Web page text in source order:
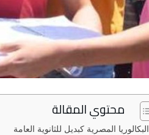
محتوي المقالة
البكالوريا المصرية كبديل للثانوية العامة